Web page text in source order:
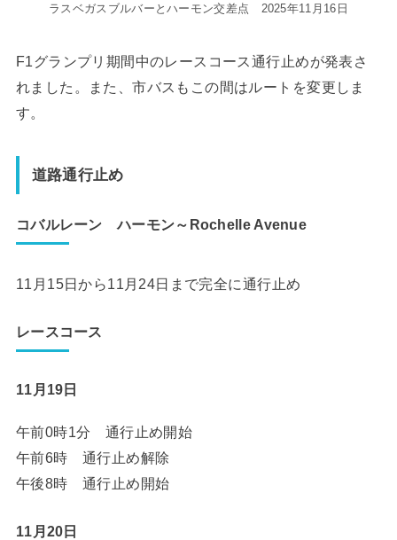
ラスベガスブルバーとハーモン交差点 2025年11月16日
F1グランプリ期間中のレースコース通行止めが発表さ
れました。また、市バスもこの間はルートを変更しま
す。
道路通行止め
コバルレーン ハーモン～Rochelle Avenue
11月15日から11月24日まで完全に通行止め
レースコース
11月19日
午前0時1分 通行止め開始
午前6時 通行止め解除
午後8時 通行止め開始
11月20日